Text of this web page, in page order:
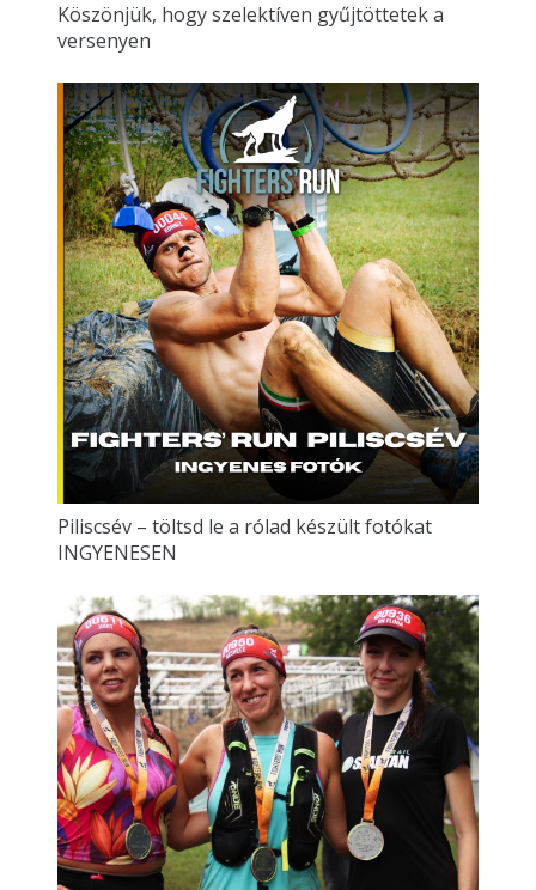
Köszönjük, hogy szelektíven gyűjtöttetek a
versenyen
Piliscsév – töltsd le a rólad készült fotókat
INGYENESEN